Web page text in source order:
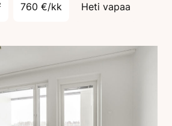
760 €/kk Heti vapaa